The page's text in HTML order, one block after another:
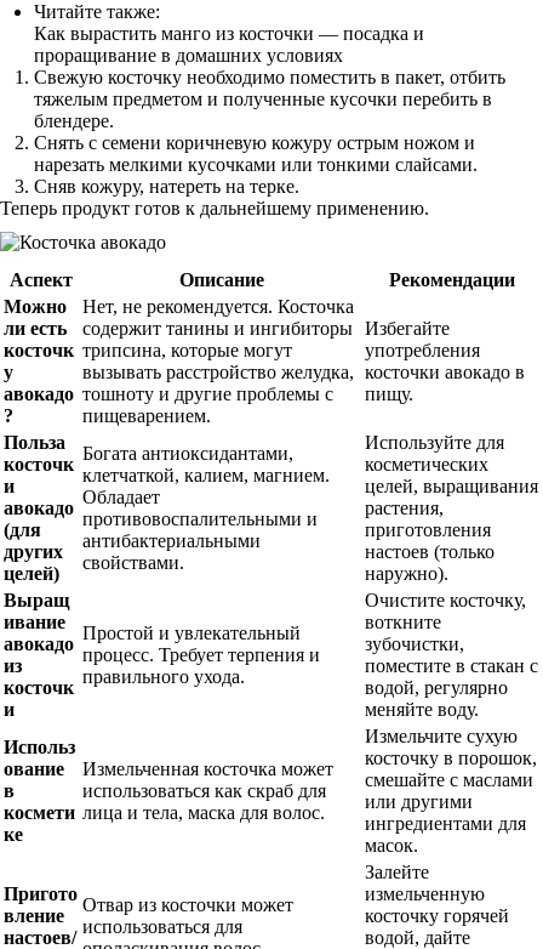
Читайте также:
Как вырастить манго из косточки — посадка и
проращивание в домашних условиях
Свежую косточку необходимо поместить в пакет, отбить
тяжелым предметом и полученные кусочки перебить в
блендере.
Снять с семени коричневую кожуру острым ножом и
нарезать мелкими кусочками или тонкими слайсами.
Сняв кожуру, натереть на терке.
Теперь продукт готов к дальнейшему применению.
Аспект Описание
Рекомендации
Можно
ли есть
косточк
у
авокадо
?
Нет, не рекомендуется. Косточка
содержит танины и ингибиторы
трипсина, которые могут
вызывать расстройство желудка,
тошноту и другие проблемы с
пищеварением.
Избегайте
употребления
косточки авокадо в
пищу.
Польза
косточк
и
авокадо
(для
других
целей)
Богата антиоксидантами,
клетчаткой, калием, магнием.
Обладает
противовоспалительными и
антибактериальными
свойствами.
Используйте для
косметических
целей, выращивания
растения,
приготовления
настоев (только
наружно).
Выращ
ивание
авокадо
из
косточк
и
Простой и увлекательный
процесс. Требует терпения и
правильного ухода.
Очистите косточку,
воткните
зубочистки,
поместите в стакан с
водой, регулярно
меняйте воду.
Использ
ование
в
космети
ке
Измельченная косточка может
использоваться как скраб для
лица и тела, маска для волос.
Измельчите сухую
косточку в порошок,
смешайте с маслами
или другими
ингредиентами для
масок.
Пригото
вление
настоев/
Отвар из косточки может
использоваться для
Залейте
измельченную
косточку горячей
водой, дайте